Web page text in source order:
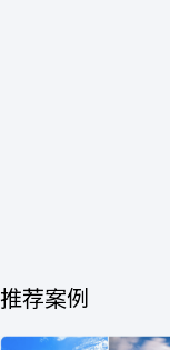
推荐案例